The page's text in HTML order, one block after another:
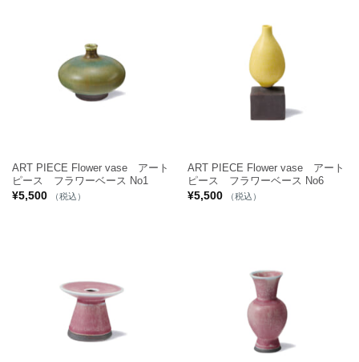
ART PIECE Flower vase アート
ピース フラワーベース No1
¥5,500 （税込）
ART PIECE Flower vase アート
ピース フラワーベース No6
¥5,500 （税込）